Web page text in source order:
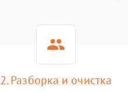
2. Разборка и очистка